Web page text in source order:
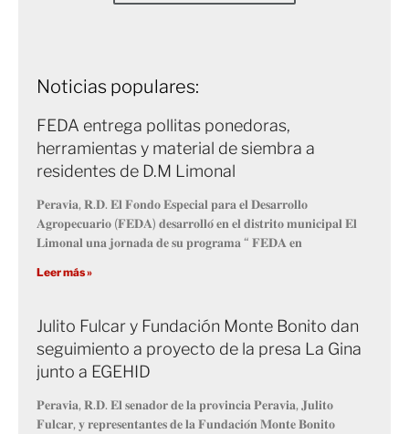
Noticias populares:
FEDA entrega pollitas ponedoras,
herramientas y material de siembra a
residentes de D.M Limonal
𝐏𝐞𝐫𝐚𝐯𝐢𝐚, 𝐑.𝐃. 𝐄𝐥 𝐅𝐨𝐧𝐝𝐨 𝐄𝐬𝐩𝐞𝐜𝐢𝐚𝐥 𝐩𝐚𝐫𝐚 𝐞𝐥 𝐃𝐞𝐬𝐚𝐫𝐫𝐨𝐥𝐥𝐨
𝐀𝐠𝐫𝐨𝐩𝐞𝐜𝐮𝐚𝐫𝐢𝐨 (𝐅𝐄𝐃𝐀) 𝐝𝐞𝐬𝐚𝐫𝐫𝐨𝐥𝐥𝐨́ 𝐞𝐧 𝐞𝐥 𝐝𝐢𝐬𝐭𝐫𝐢𝐭𝐨 𝐦𝐮𝐧𝐢𝐜𝐢𝐩𝐚𝐥 𝐄𝐥
𝐋𝐢𝐦𝐨𝐧𝐚𝐥 𝐮𝐧𝐚 𝐣𝐨𝐫𝐧𝐚𝐝𝐚 𝐝𝐞 𝐬𝐮 𝐩𝐫𝐨𝐠𝐫𝐚𝐦𝐚 “ 𝐅𝐄𝐃𝐀 𝐞𝐧
Leer más »
Julito Fulcar y Fundación Monte Bonito dan
seguimiento a proyecto de la presa La Gina
junto a EGEHID
𝐏𝐞𝐫𝐚𝐯𝐢𝐚, 𝐑.𝐃. 𝐄𝐥 𝐬𝐞𝐧𝐚𝐝𝐨𝐫 𝐝𝐞 𝐥𝐚 𝐩𝐫𝐨𝐯𝐢𝐧𝐜𝐢𝐚 𝐏𝐞𝐫𝐚𝐯𝐢𝐚, 𝐉𝐮𝐥𝐢𝐭𝐨
𝐅𝐮𝐥𝐜𝐚𝐫, 𝐲 𝐫𝐞𝐩𝐫𝐞𝐬𝐞𝐧𝐭𝐚𝐧𝐭𝐞𝐬 𝐝𝐞 𝐥𝐚 𝐅𝐮𝐧𝐝𝐚𝐜𝐢𝐨́𝐧 𝐌𝐨𝐧𝐭𝐞 𝐁𝐨𝐧𝐢𝐭𝐨